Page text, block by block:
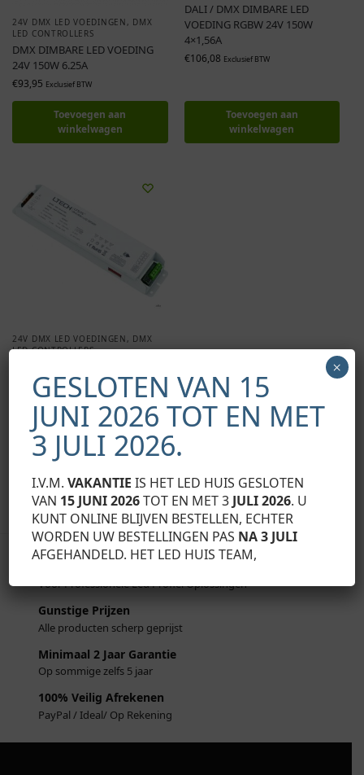
24V DMX LED VOEDINGEN , DMX
LED CONTROLLERS
DMX DIMBARE LED VOEDING
24V 150W 6.25A
€93,95 Exclusief BTW
Toevoegen aan
winkelwagen
DALI / DMX DIMBARE LED
VOEDING RGBW 24V 150W
4×1,56A
€106,08 Exclusief BTW
Toevoegen aan
winkelwagen
24V DMX LED VOEDINGEN , DMX
LED CONTROLLERS
24V 150W 4×1,56A
115,50 Exclusief BTW
Toevoegen aan
winkelwagen
Toont alle 3 resultaten
Voor Professionele Led Profiel Oplossingen
Gunstige Prijzen
Alle producten scherp geprijst
Minimaal 2 Jaar Garantie
Op sommige zelfs 5 jaar
100% Veilig Afrekenen
PayPal / Ideal/ Op Rekening
GESLOTEN VAN 15
JUNI 2026 TOT EN MET
3 JULI 2026.
I.V.M.VAKANTIE IS HET LED HUIS GESLOTEN
VAN 15 JUNI 2026TOT EN MET 3 JULI 2026. U
KUNT ONLINE BLIJVEN BESTELLEN, ECHTER
WORDEN UW BESTELLINGEN PAS NA 3 JULI
AFGEHANDELD. HET LED HUIS TEAM,
×